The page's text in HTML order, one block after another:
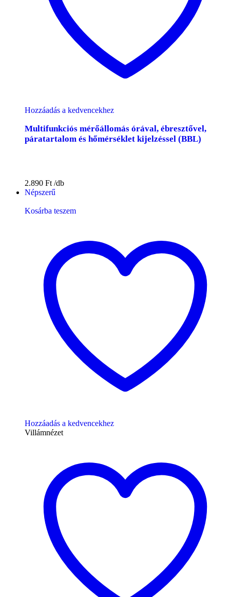
Hozzáadás a kedvencekhez
Multifunkciós mérőállomás órával, ébresztővel,
páratartalom és hőmérséklet kijelzéssel (BBL)
2.890 Ft
Népszerű
Kosárba teszem
Hozzáadás a kedvencekhez
Villámnézet